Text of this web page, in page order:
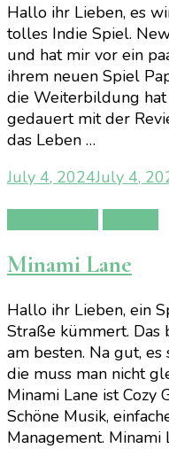
Hallo ihr Lieben, es
tolles Indie Spiel.
und hat mir vor ein
ihrem neuen Spiel
die Weiterbildung
gedauert mit der
das Leben …
July 4, 2024July 4,
Minami Lane
Hallo ihr Lieben, ein
Straße kümmert. Das
am besten. Na gut,
die muss man nicht
Minami Lane ist Cozy
Schöne Musik,
Management. Minami